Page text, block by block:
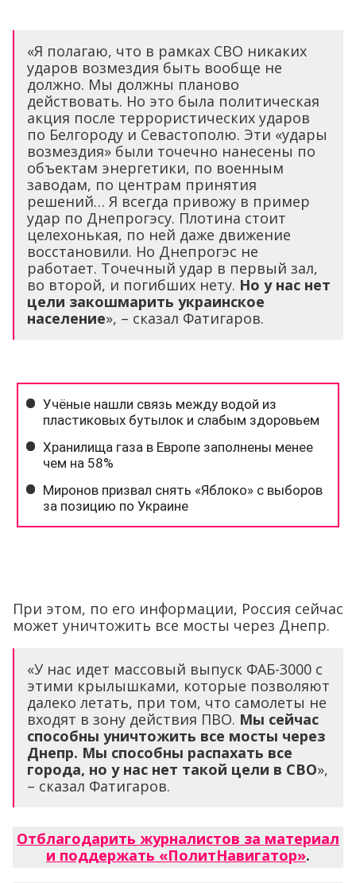
«Я полагаю, что в рамках СВО никаких
ударов возмездия быть вообще не
должно. Мы должны планово
действовать. Но это была политическая
акция после террористических ударов
по Белгороду и Севастополю. Эти «удары
возмездия» были точечно нанесены по
объектам энергетики, по военным
заводам, по центрам принятия
решений… Я всегда привожу в пример
удар по Днепрогэсу. Плотина стоит
целехонькая, по ней даже движение
восстановили. Но Днепрогэс не
работает. Точечный удар в первый зал,
во второй, и погибших нету. Но у нас нет
цели закошмарить украинское
население», – сказал Фатигаров.
При этом, по его информации, Россия сейчас
может уничтожить все мосты через Днепр.
«У нас идет массовый выпуск ФАБ-3000 с
этими крылышками, которые позволяют
далеко летать, при том, что самолеты не
входят в зону действия ПВО. Мы сейчас
способны уничтожить все мосты через
Днепр. Мы способны распахать все
города, но у нас нет такой цели в СВО»,
– сказал Фатигаров.
Отблагодарить журналистов за материал
и поддержать «ПолитНавигатор».